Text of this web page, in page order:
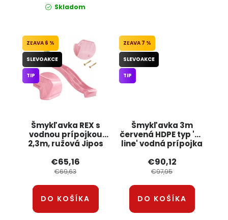
Skladom
Šmykľavka REX s
vodnou prípojkou
2,3m, ružová Jipos
6 %
SLEVOAKCE
TIP
€65,16
€69,63
DO KOŠÍKA
Šmykľavka 3m
červená HDPE typ 'S-
line' vodná prípojka
7 %
SLEVOAKCE
TIP
€90,12
€97,95
DO KOŠÍKA